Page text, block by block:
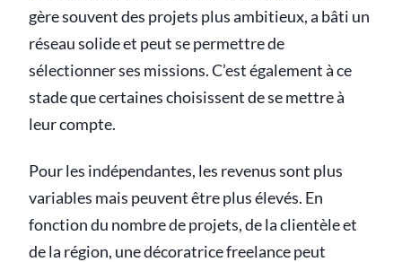
gère souvent des projets plus ambitieux, a bâti un
réseau solide et peut se permettre de
sélectionner ses missions. C’est également à ce
stade que certaines choisissent de se mettre à
leur compte.
Pour les indépendantes, les revenus sont plus
variables mais peuvent être plus élevés. En
fonction du nombre de projets, de la clientèle et
de la région, une décoratrice freelance peut